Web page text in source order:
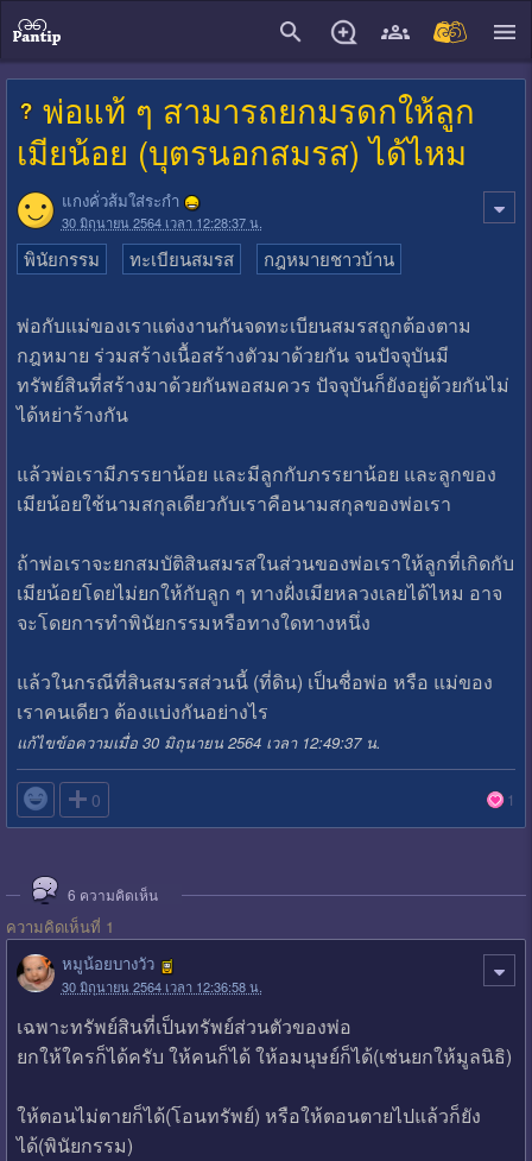
พ่อแท้ ๆ สามารถยกมรดกให้ลูก
เมียน้อย (บุตรนอกสมรส) ได้ไหม
แกงคั่วส้มใส่ระกำ
30 มิถุนายน 2564 เวลา 12:28:37 น.
พินัยกรรม ทะเบียนสมรส กฎหมายชาวบ้าน
พ่อกับแม่ของเราแต่งงานกันจดทะเบียนสมรสถูกต้องตาม
กฎหมาย ร่วมสร้างเนื้อสร้างตัวมาด้วยกัน จนปัจจุบันมี
ทรัพย์สินที่สร้างมาด้วยกันพอสมควร ปัจจุบันก็ยังอยู่ด้วยกันไม่
ได้หย่าร้างกัน
แล้วพ่อเรามีภรรยาน้อย และมีลูกกับภรรยาน้อย และลูกของ
เมียน้อยใช้นามสกุลเดียวกับเราคือนามสกุลของพ่อเรา
ถ้าพ่อเราจะยกสมบัติสินสมรสในส่วนของพ่อเราให้ลูกที่เกิดกับ
เมียน้อยโดยไม่ยกให้กับลูก ๆ ทางฝั่งเมียหลวงเลยได้ไหม อาจ
จะโดยการทำพินัยกรรมหรือทางใดทางหนึ่ง
แล้วในกรณีที่สินสมรสส่วนนี้ (ที่ดิน) เป็นชื่อพ่อ หรือ แม่ของ
เราคนเดียว ต้องแบ่งกันอย่างไร
แก้ไขข้อความเมื่อ 30 มิถุนายน 2564 เวลา 12:49:37 น.
 0 1
6 ความคิดเห็น
ความคิดเห็นที่ 1
หมูน้อยบางวัว
30 มิถุนายน 2564 เวลา 12:36:58 น.
เฉพาะทรัพย์สินที่เป็นทรัพย์ส่วนตัวของพ่อ
ยกให้ใครก็ได้ครับ ให้คนก็ได้ ให้อมนุษย์ก็ได้(เช่นยกให้มูลนิธิ)
ให้ตอนไม่ตายก็ได้(โอนทรัพย์) หรือให้ตอนตายไปแล้วก็ยัง
ได้(พินัยกรรม)
close